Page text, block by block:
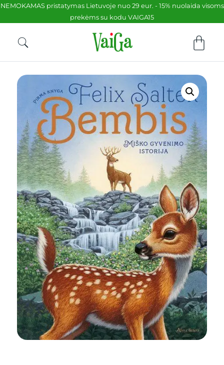
NEMOKAMAS pristatymas Lietuvoje nuo 29 eur. - 15% nuolaida visoms
prekėms su kodu VAIGA15